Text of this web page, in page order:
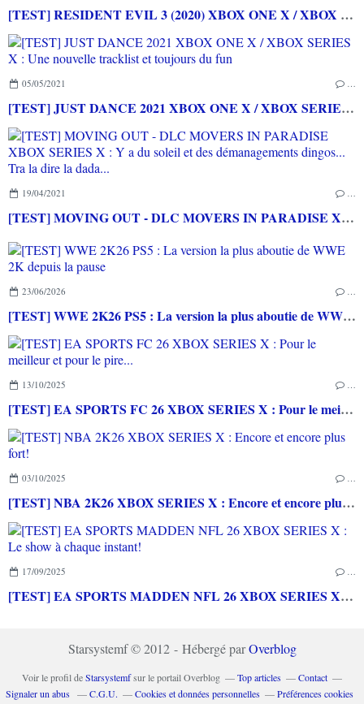
[TEST] RESIDENT EVIL 3 (2020) XBOX ONE X / XBOX SERIES X : Un remake de qualité pour une grande saga de l'horreur
05/05/2021
[TEST] JUST DANCE 2021 XBOX ONE X / XBOX SERIES X : Une nouvelle tracklist et toujours du fun
19/04/2021
[TEST] MOVING OUT - DLC MOVERS IN PARADISE XBOX SERIES X : Y a du soleil et des démanagements dingos... Tra la dire la dada...
23/06/2026
[TEST] WWE 2K26 PS5 : La version la plus aboutie de WWE 2K depuis la pause
13/10/2025
[TEST] EA SPORTS FC 26 XBOX SERIES X : Pour le meilleur et pour le pire...
03/10/2025
[TEST] NBA 2K26 XBOX SERIES X : Encore et encore plus fort!
17/09/2025
[TEST] EA SPORTS MADDEN NFL 26 XBOX SERIES X : Le show à chaque instant!
Starsystemf © 2012 - Hébergé parOverblog
Voir le profil deStarsystemfsur le portail Overblog Top articles
Contact
Signaler un abus
C.G.U. Cookies et données personnelles Préférences cookies